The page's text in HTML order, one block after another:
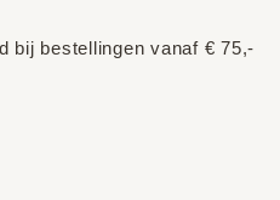
bij bestellingen vanaf € 75,-